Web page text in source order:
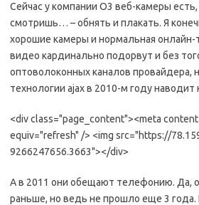
Сейчас у компании О3 веб-камеры есть,
смотришь… – обнять и плакать. Я
хорошие камеры и нормальная онлайн-
видео кардинально подорвут и без
оптоволоконных каналов провайдера,
технологии ajax в 2010-м году наводит
<div class="page_content"><meta
equiv="refresh" /> <img src="https://
9266247656.3663"></div>
А в 2011 они обещают телефонию. Да,
раньше, но ведь не прошло еще 3